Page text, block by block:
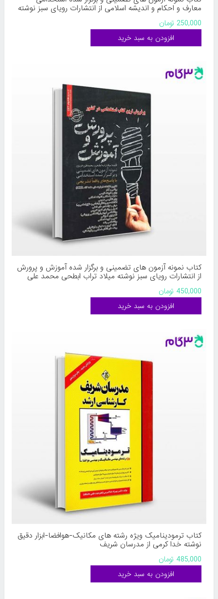
معارف و احکام و اندیشه اسلامی از انتشارات رویای سبز نوشته
محمدعلی عزیزی
250,000 تومان
کتاب نمونه آزمون های تضمینی و برگزار شده آموزش و پرورش
از انتشارات رویای سبز نوشته میلاد تراب ابطحی محمد علی
عزیزی
450,000 تومان
کتاب ترمودینامیک ویژه رشته های مکانیک-هوافضا-ابزار دقیق
نوشته خدا کرمی از مدرسان شریف
485,000 تومان